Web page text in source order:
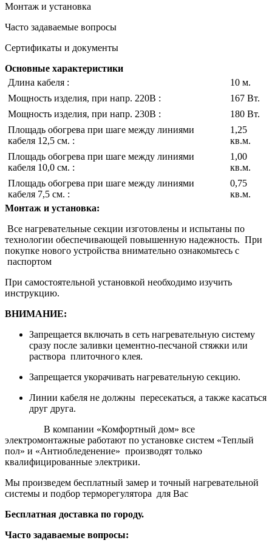
Монтаж и установка
Часто задаваемые вопросы
Сертификаты и документы
Основные характеристики
Длина кабеля :
10 м.
Мощность изделия, при напр. 220В :
167 Вт.
Мощность изделия, при напр. 230В :
180 Вт.
Площадь обогрева при шаге между линиями
кабеля 12,5 см. :
1,25
кв.м.
Площадь обогрева при шаге между линиями
кабеля 10,0 см. :
1,00
кв.м.
Площадь обогрева при шаге между линиями
кабеля 7,5 см. :
0,75
кв.м.
Монтаж и установка:
Все нагревательные секции изготовлены и испытаны по
технологии обеспечивающей повышенную надежность. При
покупке нового устройства внимательно ознакомьтесь с
паспортом
При самостоятельной установкой необходимо изучить
инструкцию.
ВНИМАНИЕ:
Запрещается включать в сеть нагревательную систему
сразу после заливки цементно-песчаной стяжки или
раствора плиточного клея.
Запрещается укорачивать нагревательную секцию.
Линии кабеля не должны пересекаться, а также касаться
друг друга.
В компании «Комфортный дом» все
электромонтажные работают по установке систем «Теплый
пол» и «Антиобледенение» производят только
квалифицированные электрики.
Мы произведем бесплатный замер и точный нагревательной
системы и подбор терморегулятора для Вас
Бесплатная доставка по городу.
Часто задаваемые вопросы: